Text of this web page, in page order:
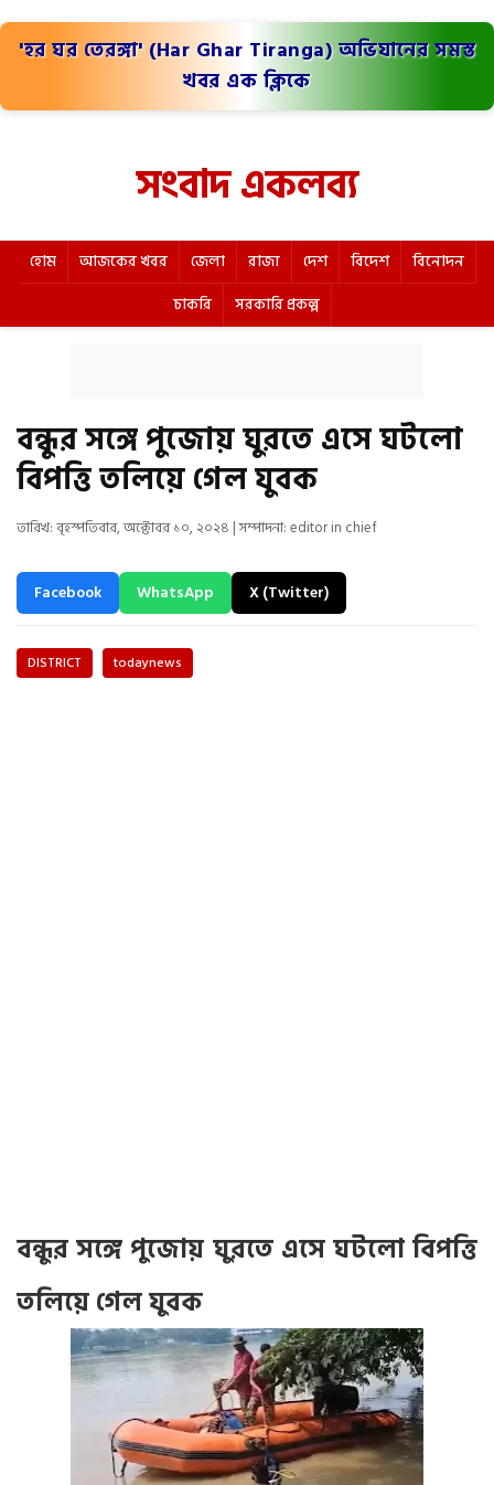
'হর ঘর তেরঙ্গা' (Har Ghar Tiranga) অভিযানের সমস্ত
খবর এক ক্লিকে
সংবাদ একলব্য
হোম আজকের খবর জেলা রাজ্য দেশ বিদেশ
বিনোদন
চাকরি
সরকারি প্রকল্প
বন্ধুর সঙ্গে পুজোয় ঘুরতে এসে ঘটলো
বিপত্তি তলিয়ে গেল যুবক
তারিখ: বৃহস্পতিবার, অক্টোবর ১০, ২০২৪ | সম্পাদনা: editor in chief
Facebook WhatsApp X (Twitter)
DISTRICT todaynews
বন্ধুর সঙ্গে পুজোয় ঘুরতে এসে ঘটলো বিপত্তি
তলিয়ে গেল যুবক